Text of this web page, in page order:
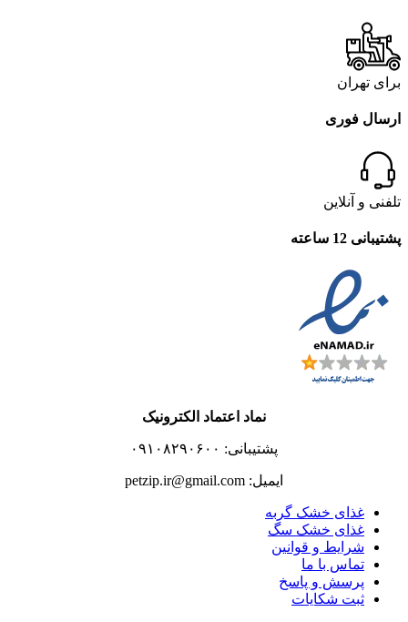
برای تهران
ارسال فوری
تلفنی و آنلاین
پشتیبانی 12 ساعته
نماد اعتماد الکترونیک
پشتیبانی: ۰۹۱۰۸۲۹۰۶۰۰
ایمیل: petzip.ir@gmail.com
غذای خشک گربه
غذای خشک سگ
شرایط و قوانین
تماس با ما
پرسش و پاسخ
ثبت شکایات